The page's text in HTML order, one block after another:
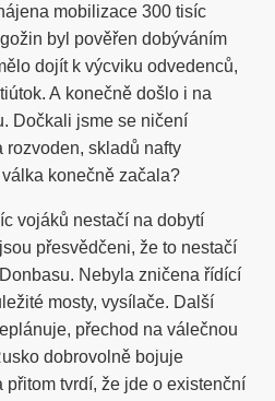
mobilizace 300 tisíc
byl pověřen dobýváním
dojít k výcviku odvedenců,
A konečně došlo i na
Dočkali jsme se ničení
rozvoden, skladů nafty
konečně začala?
vojáků nestačí na dobytí
přesvědčeni, že to nestačí
Nebyla zničena řídící
mosty, vysílače. Další
přechod na válečnou
dobrovolně bojuje
přitom tvrdí, že jde o existenční